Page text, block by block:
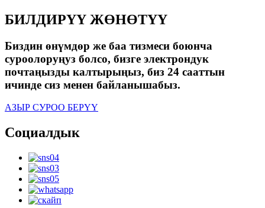
БИЛДИРҮҮ ЖӨНӨТҮҮ
Биздин өнүмдөр же баа тизмеси боюнча
суроолоруңуз болсо, бизге электрондук
почтаңызды калтырыңыз, биз 24 сааттын
ичинде сиз менен байланышабыз.
АЗЫР СУРОО БЕРҮҮ
Социалдык